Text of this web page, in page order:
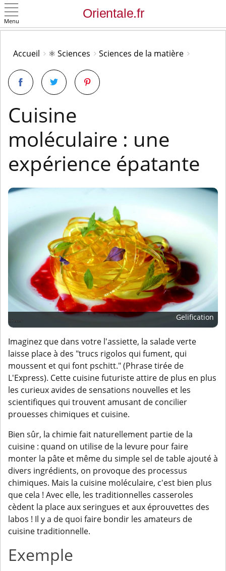
Menu
Accueil ⚛️ Sciences Sciences de la matière
Cuisine
moléculaire : une
expérience épatante
Gelification
Imaginez que dans votre l'assiette, la salade verte
laisse place à des "trucs rigolos qui fument, qui
moussent et qui font pschitt." (Phrase tirée de
L'Express). Cette cuisine futuriste attire de plus en plus
les curieux avides de sensations nouvelles et les
scientifiques qui trouvent amusant de concilier
prouesses chimiques et cuisine.
Bien sûr, la chimie fait naturellement partie de la
cuisine : quand on utilise de la levure pour faire
monter la pâte et même du simple sel de table ajouté à
divers ingrédients, on provoque des processus
chimiques. Mais la cuisine moléculaire, c'est bien plus
que cela ! Avec elle, les traditionnelles casseroles
cèdent la place aux seringues et aux éprouvettes des
labos ! Il y a de quoi faire bondir les amateurs de
cuisine traditionnelle.
Exemple